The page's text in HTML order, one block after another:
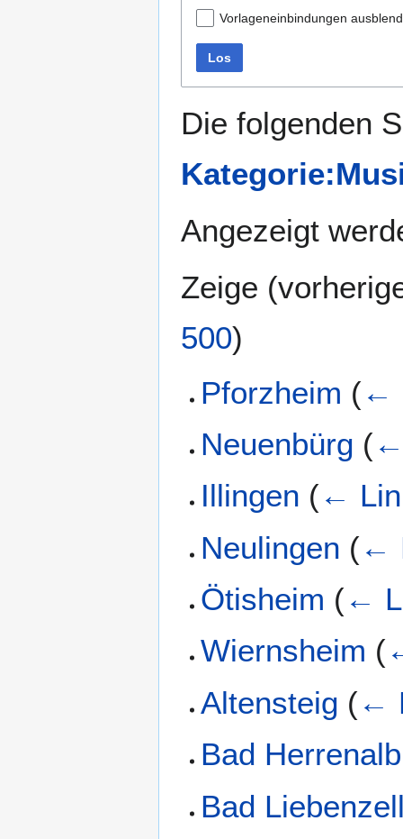
Vorlageneinbindungen
Los
Die folgenden
Angezeigt
Zeige (
500)
Pforzheim (←
Neuenbürg (
Illingen (←
Neulingen (←
Ötisheim (←
Wiernsheim (
Altensteig (←
Bad Herrenalb
Bad